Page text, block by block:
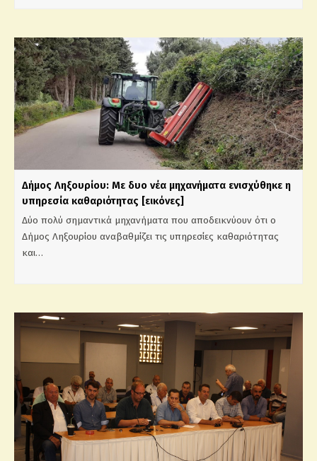
Δήμος Ληξουρίου: Με δυο νέα μηχανήματα ενισχύθηκε η
υπηρεσία καθαριότητας [εικόνες]
Δύο πολύ σημαντικά μηχανήματα που αποδεικνύουν ότι ο
Δήμος Ληξουρίου αναβαθμίζει τις υπηρεσίες καθαριότητας
και…